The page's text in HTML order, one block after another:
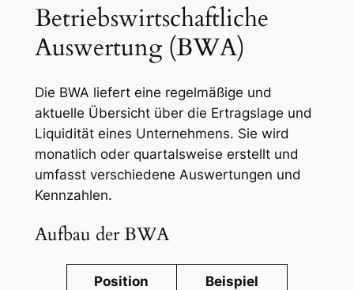
Betriebswirtschaftliche
Auswertung (BWA)
Die BWA liefert eine regelmäßige und
aktuelle Übersicht über die Ertragslage und
Liquidität eines Unternehmens. Sie wird
monatlich oder quartalsweise erstellt und
umfasst verschiedene Auswertungen und
Kennzahlen.
Aufbau der BWA
Position Beispiel